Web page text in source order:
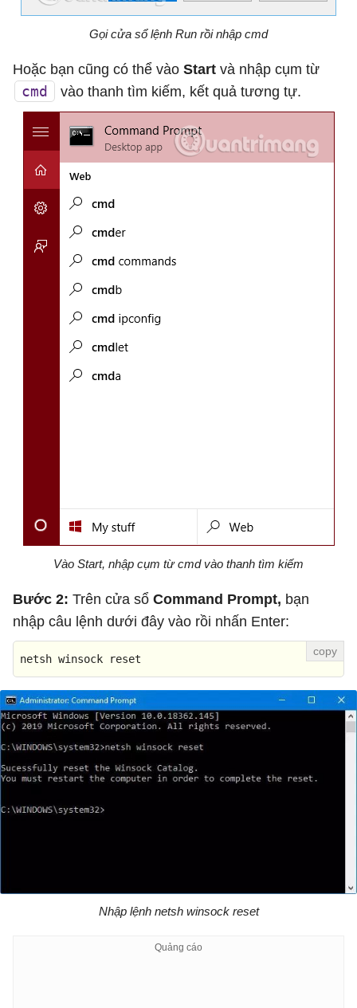
Gọi cửa sổ lệnh Run rồi nhập cmd
Hoặc bạn cũng có thể vào Start và nhập cụm từ
cmd vào thanh tìm kiếm, kết quả tương tự.
Vào Start, nhập cụm từ cmd vào thanh tìm kiếm
Bước 2: Trên cửa sổ Command Prompt, bạn
nhập câu lệnh dưới đây vào rồi nhấn Enter:
netsh winsock reset
Nhập lệnh netsh winsock reset